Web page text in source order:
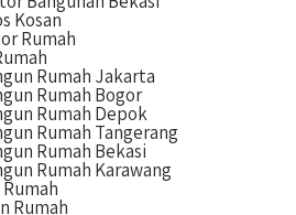
Kosan
Rumah
Rumah Jakarta
Rumah Bogor
Rumah Depok
Rumah Tangerang
Rumah Bekasi
Rumah Karawang
Rumah